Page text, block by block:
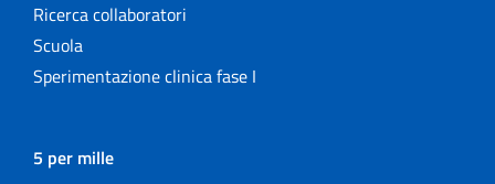
Ricerca collaboratori
Scuola
Sperimentazione clinica fase I
5 per mille